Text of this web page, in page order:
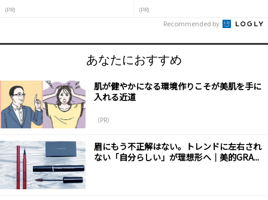
(PR) (PR)
Recommended by
あなたにおすすめ
肌が健やかになる環境作りこそが美肌を手に
入れる近道
（PR）
眉にもう不正解はない。トレンドに左右され
ない「自分らしい」が理想形へ｜美的GRA...